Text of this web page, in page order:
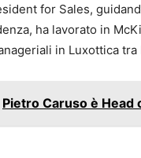
for Sales,
ha lavorato in
in Luxottica tra
Pietro Caruso è Head